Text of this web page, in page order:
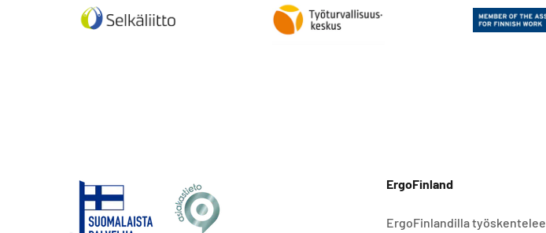
ErgoFinland
ErgoFinlandilla työskentelee